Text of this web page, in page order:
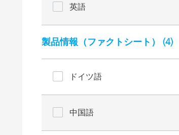
英語
製品情報（ファクトシート） (4)
ドイツ語
中国語